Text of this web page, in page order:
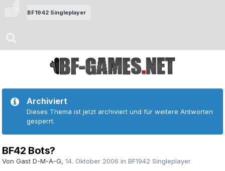
BF1942 Singleplayer
Archiviert
Dieses Thema ist jetzt archiviert und für weitere Antworten
gesperrt.
BF42 Bots?
Von Gast D-M-A-G, 14. Oktober 2006 in BF1942 Singleplayer